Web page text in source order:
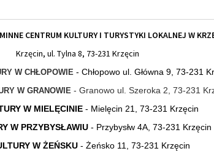
CENTRUM KULTURY I TURYSTYKI LOKALNEJ W
Krzęcin, ul. Tylna 8, 73-231 Krzęcin
W CHŁOPOWIE - Chłopowo ul. Główna 9, 73-231
W GRANOWIE - Granowo ul. Szeroka 2, 73-231
W MIELĘCINIE - Mielęcin 21, 73-231 Krzęcin
W PRZYBYSŁAWIU - Przybysłw 4A, 73-231 Krzęcin
W ŻEŃSKU - Żeńsko 11, 73-231 Krzęcin